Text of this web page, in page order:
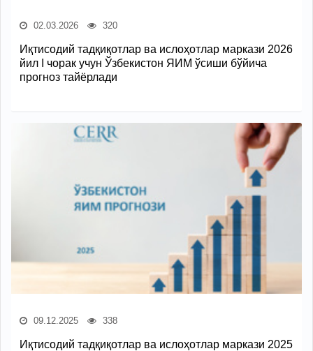
02.03.2026 320
Иқтисодий тадқиқотлар ва ислоҳотлар маркази 2026
йил I чорак учун Ўзбекистон ЯИМ ўсиши бўйича
прогноз тайёрлади
09.12.2025 338
Иқтисодий тадқиқотлар ва ислоҳотлар маркази 2025